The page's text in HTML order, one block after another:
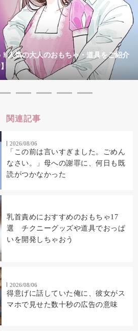
人気の大人のおもちゃ・道具をご紹介
関連記事
2026/08/06
「この前は言いすぎました。ごめん
なさい。」母への謝罪に、何日も既
読がつかなかった
乳首責めにおすすめのおもちゃ17
選 チクニーグッズや道具でおっぱ
いを開発しちゃおう
2026/08/06
得意げに話していた俺に、彼女がス
マホで見せた数十秒の広告の意味